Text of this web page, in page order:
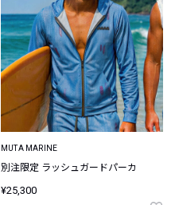
MUTA MARINE
別注限定 ラッシュガードパーカ
¥25,300